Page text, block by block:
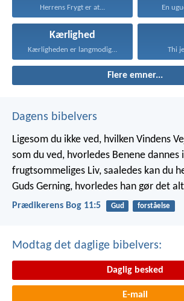
Herrens Frygt er at... En
Kærlighed
Kærligheden er langmodig, er... Thi
Flere emner...
Dagens bibelvers
Ligesom du ikke ved, hvilken Vindens
som du ved, hvorledes Benene dannes
frugtsommeliges Liv, saaledes kan du
Guds Gerning, hvorledes han gør det
Prædikerens Bog 11:5 Gud forståelse
Modtag det daglige bibelvers:
Daglig besked
E-mail